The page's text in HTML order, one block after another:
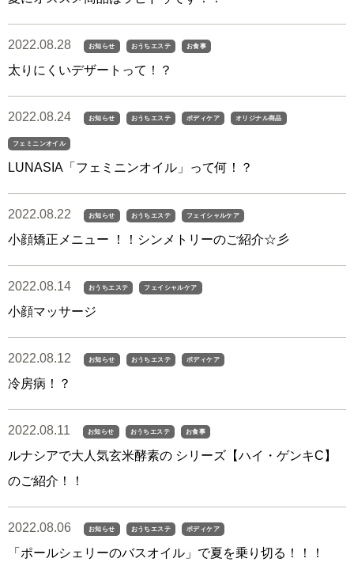
2022.08.28 お知らせ おうちエステ お食事
太りにくいデザートって！？
2022.08.24 お知らせ おうちエステ ボディケア オリジナル商品
フェミニンオイル
LUNASIA「フェミニンオイル」って何！？
2022.08.22 お知らせ おうちエステ フェイシャルケア
小顔矯正メニュー ！！シンメトリーのご紹介☆彡
2022.08.14 おうちエステ フェイシャルケア
小顔マッサージ
2022.08.12 お知らせ おうちエステ ボディケア
冷房病！？
2022.08.11 お知らせ おうちエステ お食事
ルナシアで大人気玄米酵素の シリーズ【ハイ・ゲンキC】
のご紹介！！
2022.08.06 お知らせ おうちエステ ボディケア
「ポールシェリーのバスオイル」で夏を乗り切る！！！